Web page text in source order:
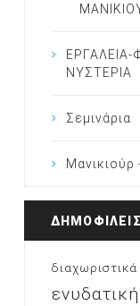
ΝΥΣΤΕΡΙΑ
Σεμινάρια
Μανικιούρ